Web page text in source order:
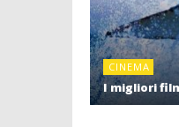
CINEMA
I migliori